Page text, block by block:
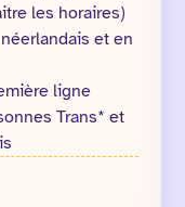
les horaires)
et en
ligne
Trans* et